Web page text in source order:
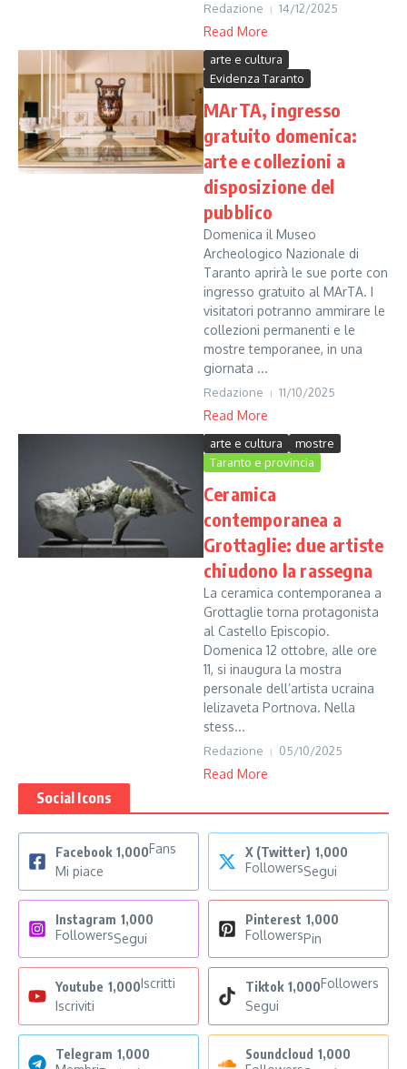
Redazione 14/12/2025
Read More
arte e cultura
Evidenza Taranto
MArTA, ingresso
gratuito domenica:
arte e collezioni a
disposizione del
pubblico
Domenica il Museo
Archeologico Nazionale di
Taranto aprirà le sue porte con
ingresso gratuito al MArTA. I
visitatori potranno ammirare le
collezioni permanenti e le
mostre temporanee, in una
giornata ...
Redazione 11/10/2025
Read More
arte e cultura
mostre
Taranto e provincia
Ceramica
contemporanea a
Grottaglie: due artiste
chiudono la rassegna
La ceramica contemporanea a
Grottaglie torna protagonista
al Castello Episcopio.
Domenica 12 ottobre, alle ore
11, si inaugura la mostra
personale dell’artista ucraina
Ielizaveta Portnova. Nella
stess...
Redazione 05/10/2025
Read More
Social Icons
Facebook 1,000Fans
Mi piace
X (Twitter) 1,000
FollowersSegui
Instagram 1,000
FollowersSegui
Pinterest 1,000
FollowersPin
Youtube 1,000Iscritti
Iscriviti
Tiktok 1,000Followers
Segui
Telegram 1,000
Soundcloud 1,000